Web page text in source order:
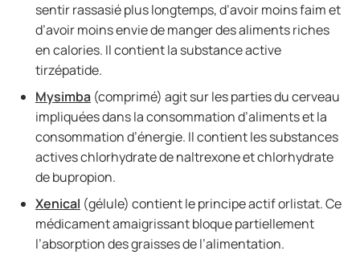
sentir rassasié plus longtemps, d’avoir moins faim et
d’avoir moins envie de manger des aliments riches
en calories. Il contient la substance active
tirzépatide.
Mysimba (comprimé) agit sur les parties du cerveau
impliquées dans la consommation d’aliments et la
consommation d’énergie. Il contient les substances
actives chlorhydrate de naltrexone et chlorhydrate
de bupropion.
Xenical (gélule) contient le principe actif orlistat. Ce
médicament amaigrissant bloque partiellement
l’absorption des graisses de l’alimentation.